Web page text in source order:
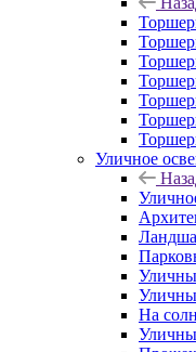
Уличное
На